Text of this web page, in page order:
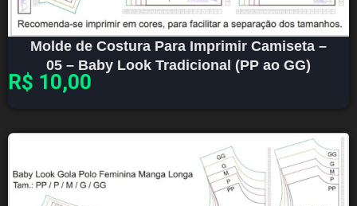
Molde de Costura Para Imprimir Camiseta –
05 – Baby Look Tradicional (PP ao GG)
R$ 10,00